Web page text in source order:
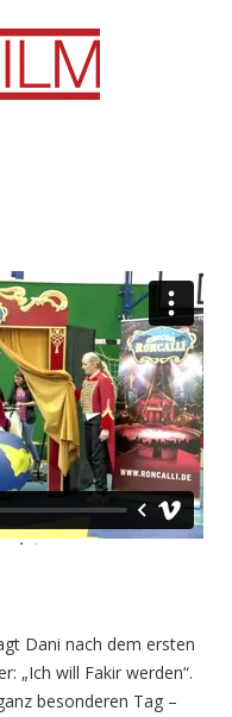
Inhalt springen
Dani nach dem ersten
„Ich will Fakir werden“.
besonderen Tag –